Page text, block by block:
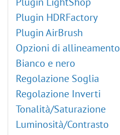
Plugin HDRFactory
Plugin AirBrush
Opzioni di allineamento
Bianco e nero
Regolazione Soglia
Regolazione Inverti
Tonalità/Saturazione
Luminosità/Contrasto